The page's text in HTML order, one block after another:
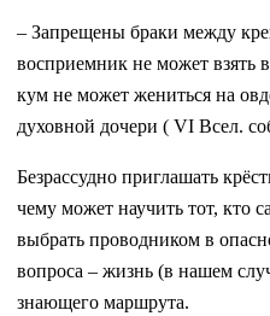
– Запрещены браки между
восприемник не может
кум не может жениться на
духовной дочери ( VI Всел.
Безрассудно приглашать
чему может научить тот, кто
выбрать проводником в
вопроса – жизнь (в нашем
знающего маршрута.